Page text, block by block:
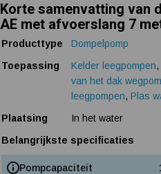
Korte samenvatting van
AE met afvoerslang 7
Producttype
Dompelpomp
Toepassing
Kelder leegpompen,
van het dak
leegpompen, Plas
Plaatsing
In het water
Belangrijkste specificaties
Pompcapaciteit